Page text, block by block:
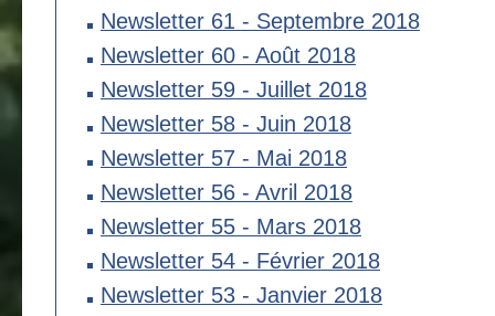
Newsletter 61 - Septembre 2018
Newsletter 60 - Août 2018
Newsletter 59 - Juillet 2018
Newsletter 58 - Juin 2018
Newsletter 57 - Mai 2018
Newsletter 56 - Avril 2018
Newsletter 55 - Mars 2018
Newsletter 54 - Février 2018
Newsletter 53 - Janvier 2018